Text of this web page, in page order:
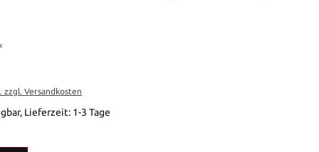
zzgl. Versandkosten
Lieferzeit: 1-3 Tage